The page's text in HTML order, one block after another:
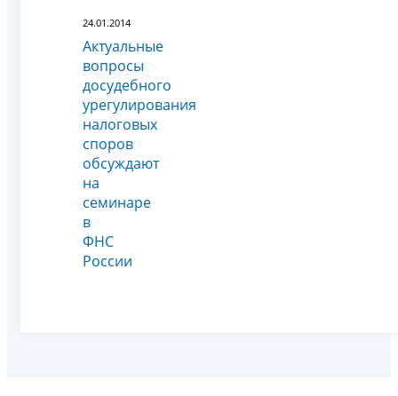
24.01.2014
Актуальные
вопросы
досудебного
урегулирования
налоговых
споров
обсуждают
на
семинаре
в
ФНС
России